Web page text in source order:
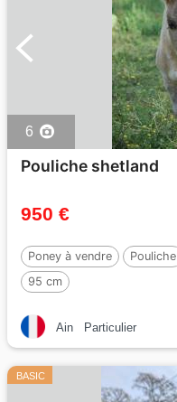
6
Pouliche shetland
950 €
Poney à vendre Pouliche
95 cm
Ain Particulier
BASIC